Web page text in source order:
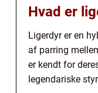
Hvad er
Ligerdyr er en
af parring
er kendt for
legendariske